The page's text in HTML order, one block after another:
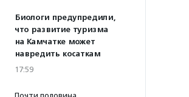
Биологи предупредили,
что развитие туризма
на Камчатке может
навредить косаткам
17:59